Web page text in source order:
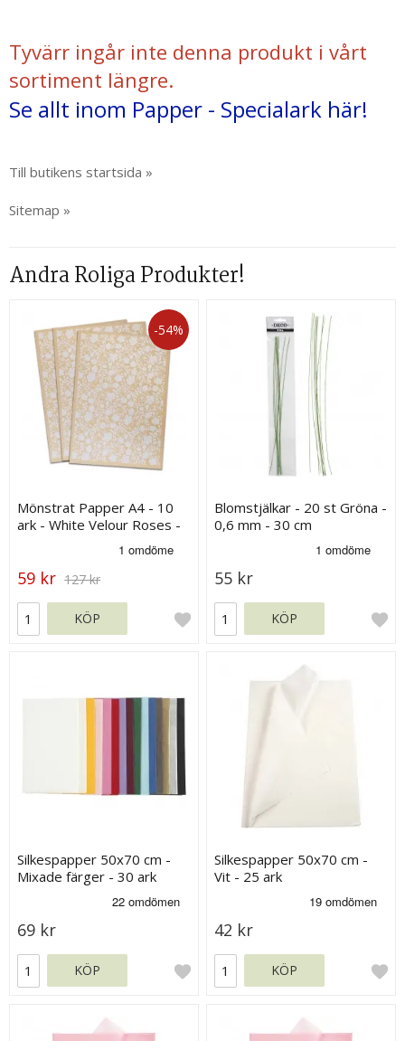
Tyvärr ingår inte denna produkt i vårt
sortiment längre.
Se allt inom Papper - Specialark här!
Till butikens startsida »
Sitemap »
Andra Roliga Produkter!
-54%
Mönstrat Papper A4 - 10
ark - White Velour Roses -
59 kr 127 kr
KÖP
Blomstjälkar - 20 st Gröna -
0,6 mm - 30 cm
55 kr
KÖP
Silkespapper 50x70 cm -
Mixade färger - 30 ark
69 kr
KÖP
Silkespapper 50x70 cm -
Vit - 25 ark
42 kr
KÖP